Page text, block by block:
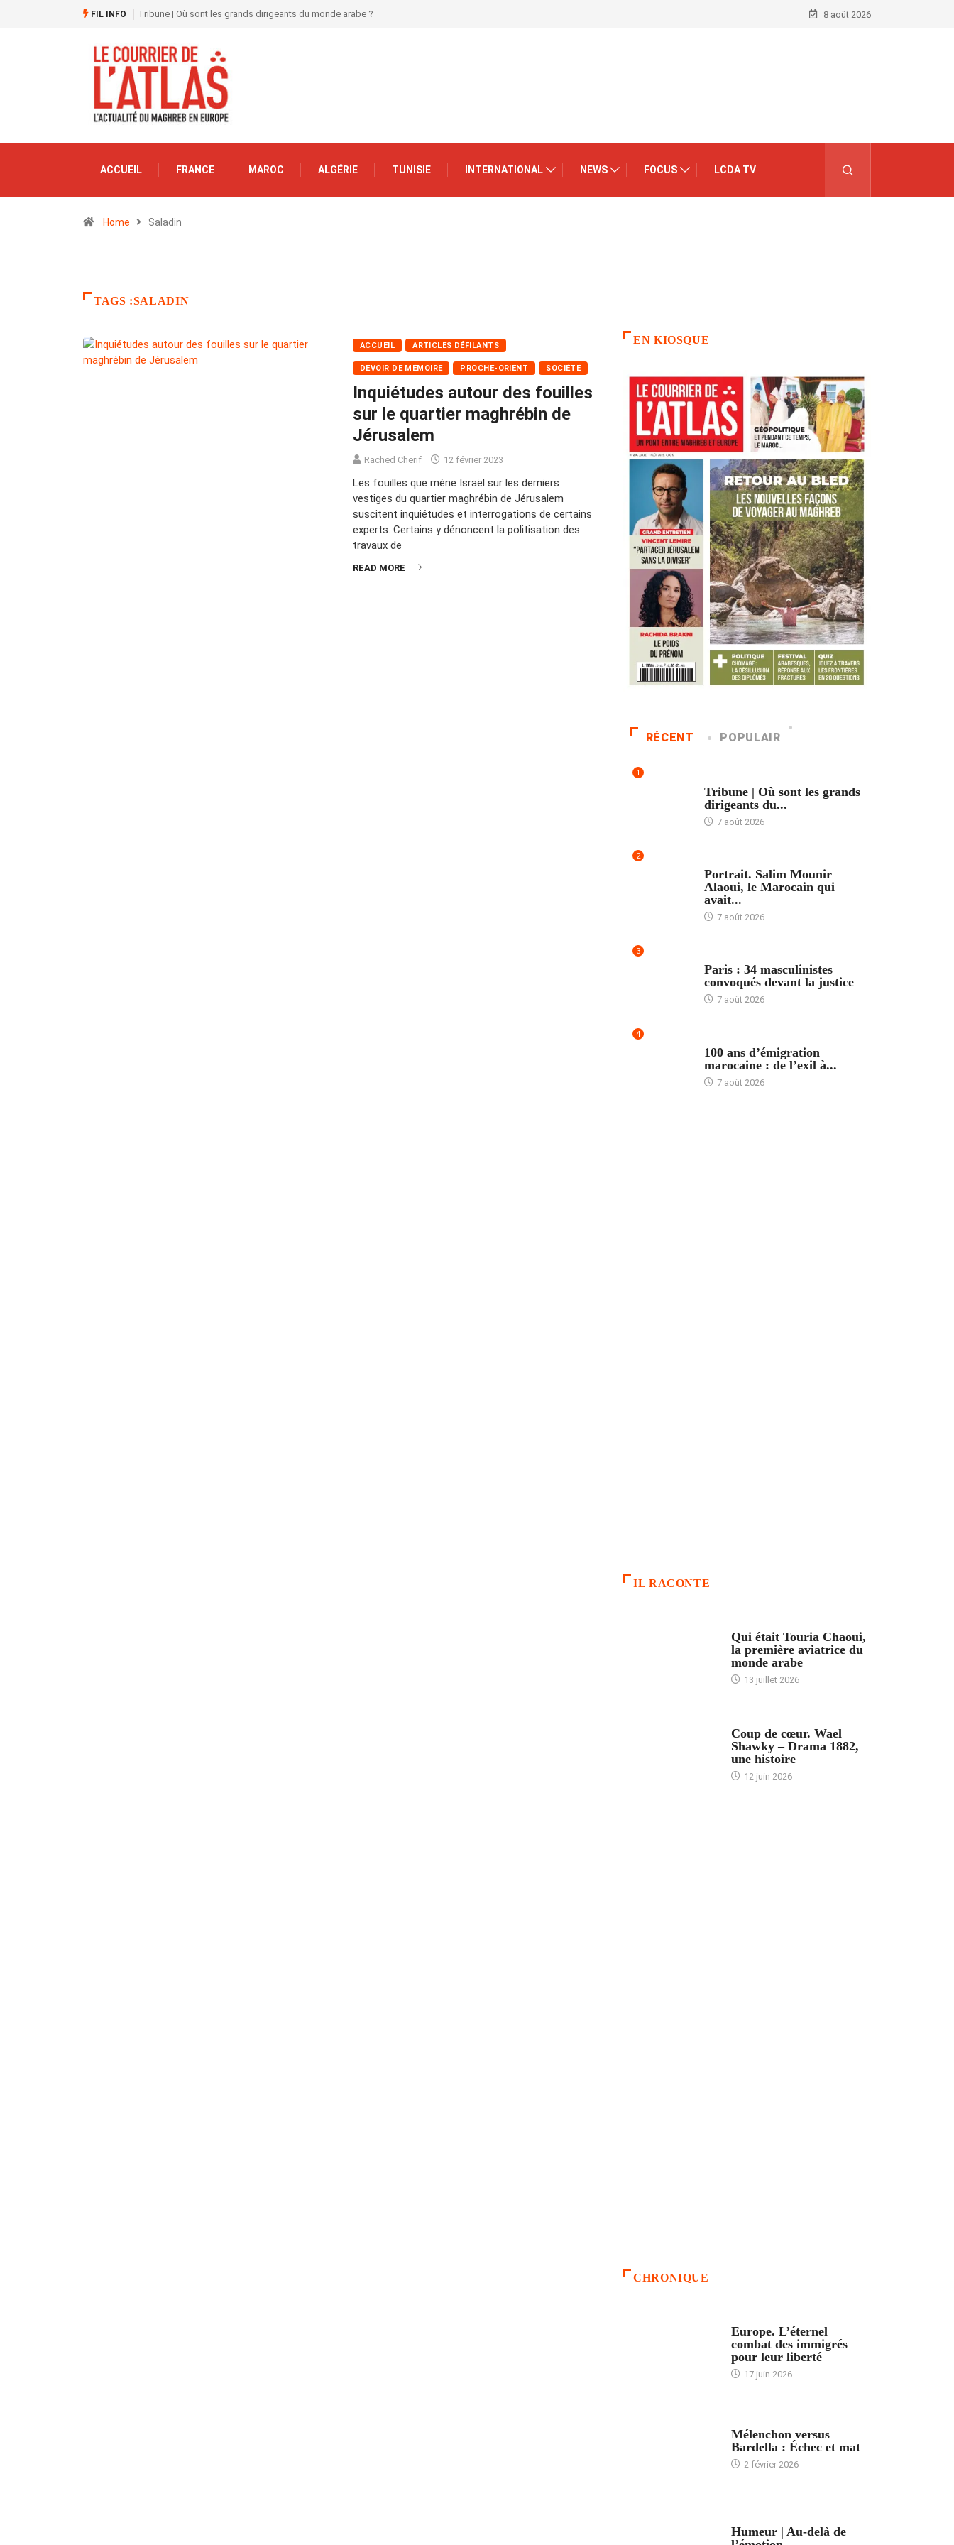
FIL INFO Tribune | Où sont les grands dirigeants du monde arabe ? 8 août 2026
ACCUEIL FRANCE MAROC ALGÉRIE TUNISIE INTERNATIONAL NEWS FOCUS LCDA TV
Home Saladin
TAGS :SALADIN
ACCUEIL ARTICLES DÉFILANTS
DEVOIR DE MÉMOIRE PROCHE-ORIENT SOCIÉTÉ
Inquiétudes autour des fouilles
sur le quartier maghrébin de
Jérusalem
Rached Cherif 12 février 2023
Les fouilles que mène Israël sur les derniers
vestiges du quartier maghrébin de Jérusalem
suscitent inquiétudes et interrogations de certains
experts. Certains y dénoncent la politisation des
travaux de
READ MORE
EN KIOSQUE
RÉCENT POPULAIR
1
Tribune | Où sont les grands
dirigeants du...
7 août 2026
2
Portrait. Salim Mounir
Alaoui, le Marocain qui
avait...
7 août 2026
3
Paris : 34 masculinistes
convoqués devant la justice
7 août 2026
4
100 ans d’émigration
marocaine : de l’exil à...
7 août 2026
IL RACONTE
Qui était Touria Chaoui,
la première aviatrice du
monde arabe
13 juillet 2026
Coup de cœur. Wael
Shawky – Drama 1882,
une histoire
12 juin 2026
CHRONIQUE
Europe. L’éternel
combat des immigrés
pour leur liberté
17 juin 2026
Mélenchon versus
Bardella : Échec et mat
2 février 2026
Humeur | Au-delà de